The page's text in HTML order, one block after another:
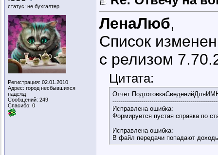
статус: не бухгалтер
Регистрация: 02.01.2010
Адрес: город несбывшихся
надежд
Сообщений: 249
Спасибо: 0
ЛенаЛюб,
Список
с релизом
Цитата:
Отчет
Исправлена ошибка:
Формируется пустая справка по
Исправлена ошибка:
В файл передачи попадают